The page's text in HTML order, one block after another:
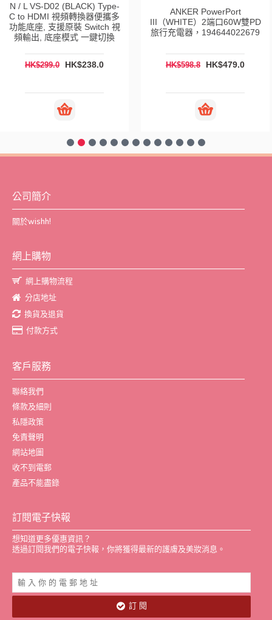
N / L VS-D02 (BLACK) Type-
C to HDMI 視頻轉換器便攜多
功能底座, 支援原裝 Switch 視
頻輸出, 底座模式 一鍵切換
HK$299.0 HK$238.0
ANKER PowerPort
III（WHITE）2端口60W雙PD
旅行充電器，194644022679
HK$598.8 HK$479.0
公司簡介
關於wishh!
網上購物
網上購物流程
分店地址
換貨及退貨
付款方式
客戶服務
聯絡我們
條款及細則
私隱政策
免責聲明
網站地圖
收不到電郵
產品不能盡錄
訂閱電子快報
想知道更多優惠資訊？
透過訂閱我們的電子快報，你將獲得最新的護膚及美妝消息。
訂 閱